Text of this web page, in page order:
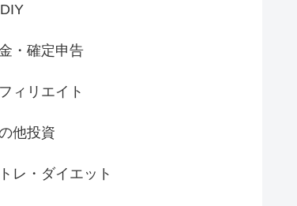
DIY
・確定申告
ィリエイト
他投資
レ・ダイエット